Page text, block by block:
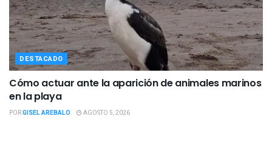
DESTACADO
Cómo actuar ante la aparición de animales marinos
en la playa
PORGISEL AREBALO AGOSTO 5, 2026